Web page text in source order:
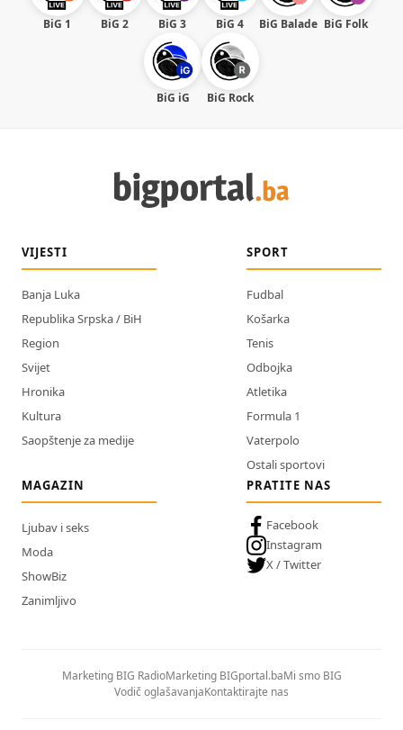
BiG 1 BiG 2 BiG 3 BiG 4 BiG Balade BiG Folk
BiG iG BiG Rock
VIJESTI
Banja Luka
Republika Srpska / BiH
Region
Svijet
Hronika
Kultura
Saopštenje za medije
SPORT
Fudbal
Košarka
Tenis
Odbojka
Atletika
Formula 1
Vaterpolo
Ostali sportovi
MAGAZIN
Ljubav i seks
Moda
ShowBiz
Zanimljivo
PRATITE NAS
Facebook
Instagram
X / Twitter
Marketing BIG RadioMarketing BIGportal.baMi smo BIG
Vodič oglašavanjaKontaktirajte nas